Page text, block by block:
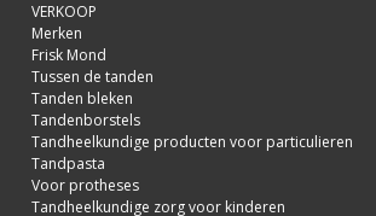
VERKOOP
Merken
Frisk Mond
Tussen de tanden
Tanden bleken
Tandenborstels
Tandheelkundige producten voor particulieren
Tandpasta
Voor protheses
Tandheelkundige zorg voor kinderen